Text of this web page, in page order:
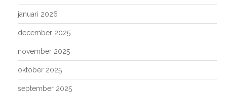
januari 2026
december 2025
november 2025
oktober 2025
september 2025